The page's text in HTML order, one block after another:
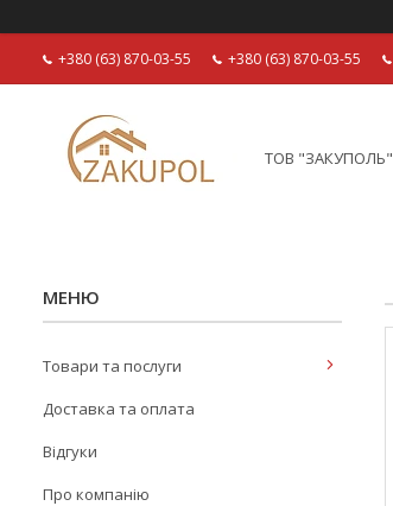
+380 (63) 870-03-55 +380 (63) 870-03-55
ТОВ "ЗАКУПОЛЬ"
Товари та послуги
Доставка та оплата
Відгуки
Про компанію